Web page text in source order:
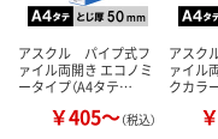
アスクル パイプ式フ
ァイル両開き エコノミ
ータイプ（A4タテ…
￥405～（税込）
アスク
ァイル
クカラ